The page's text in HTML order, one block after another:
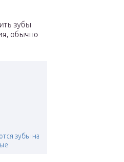
зубы
обычно
зубы на